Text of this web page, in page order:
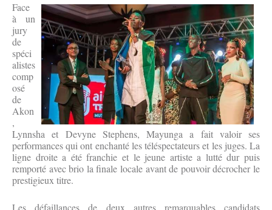
Face
à un
jury
de
spéci
alistes
comp
osé
de
Akon
,
Lynnsha et Devyne Stephens, Mayunga a fait valoir ses
performances qui ont enchanté les téléspectateurs et les juges. La
ligne droite a été franchie et le jeune artiste a lutté dur puis
remporté avec brio la finale locale avant de pouvoir décrocher le
prestigieux titre.
Les défaillances de deux autres remarquables candidats